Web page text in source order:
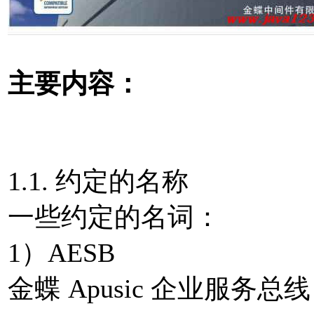
主要内容：
1.1. 约定的名称
一些约定的名词：
1）AESB
金蝶 Apusic 企业服务总